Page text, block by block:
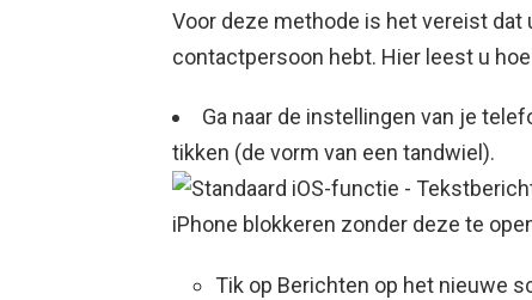
Voor deze methode is het vereist
contactpersoon hebt. Hier leest u
Ga naar de instellingen van je
tikken (de vorm van een tandwiel).
Tik op Berichten op het nieuwe